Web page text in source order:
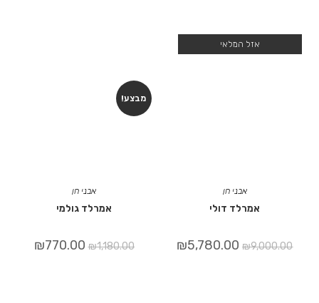
מבצע!
אבני חן
אמרלד גולמי
₪1,180.00
₪770.00
אזל המלאי
אבני חן
אמרלד דולי
₪9,000.00
₪5,780.00